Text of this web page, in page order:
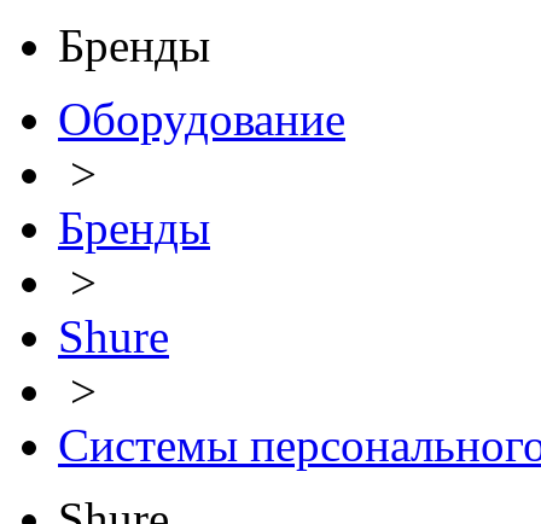
Бренды
Оборудование
>
Бренды
>
Shure
>
Системы